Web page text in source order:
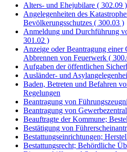
Alters- und Ehejubilare ( 302.09 )
Angelegenheiten des
Bevölkerungsschutzes ( 300.03 )
Anmeldung und Durchführung
301.02 )
Anzeige oder Beantragung einer
Abbrennen von Feuerwerk (
Aufgaben der öffentlichen
Ausländer- und
Baden, Betreten und Befahren
Regelungen
Beantragung von
Beantragung von
Beauftragte der Kommune;
Bestätigung von
Bestattungseinrichtungen;
Bestattungsrecht; Behördliche